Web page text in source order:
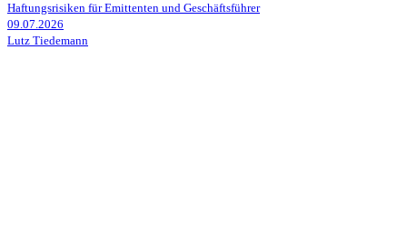
Haftungsrisiken für Emittenten und Geschäftsführer
09.07.2026
Lutz Tiedemann